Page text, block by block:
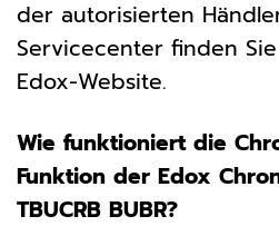
der autorisierten
Servicecenter finden
Edox-Website.
Wie funktioniert die
Funktion der Edox
TBUCRB BUBR?